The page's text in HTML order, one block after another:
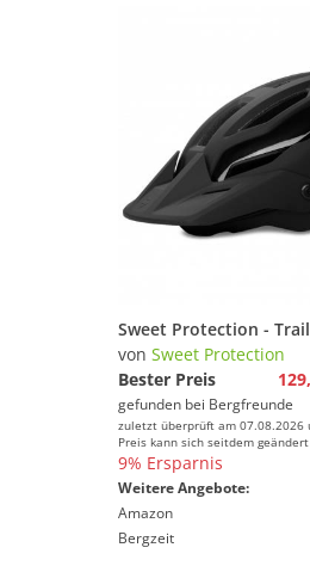
von Sweet Protection
Bester Preis
gefunden bei Bergfreunde
zuletzt überprüft am 07.08.2026
Preis kann sich seitdem
9% Ersparnis
Weitere Angebote:
Amazon
Bergzeit